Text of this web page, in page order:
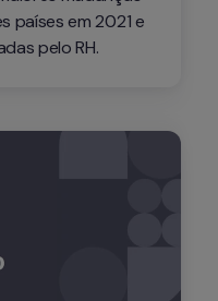
países em 2021 e
pelo RH.